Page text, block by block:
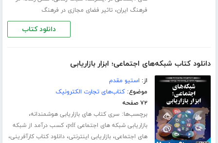
فرهنگ ایران، تاثیر فضای مجازی در فرهنگ
دانلود کتاب
دانلود کتاب شبکه‌های اجتماعی؛ ابزار بازاریابی
از: استیو مقدم
موضوع:کتاب‌های تجارت الکترونیک
۷۲ صفحه
برچسب‌ها: سری کتاب های بازاریابی هوشمندانه،
بازاریابی شبکه های اجتماعی pdf ،کسب درآمد از شبکه
های اجتماعی،بازاریابی اینترنتی،دانلود کتاب کارآفرینی،